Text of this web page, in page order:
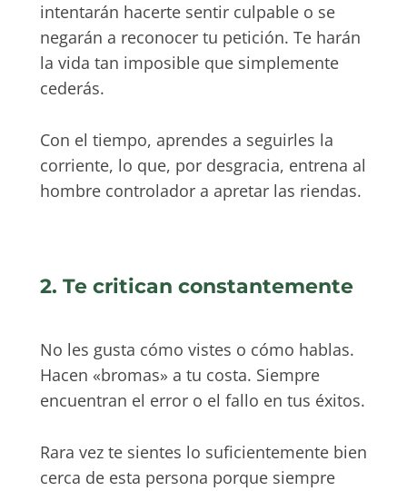
intentarán hacerte sentir culpable o se
negarán a reconocer tu petición. Te harán
la vida tan imposible que simplemente
cederás.
Con el tiempo, aprendes a seguirles la
corriente, lo que, por desgracia, entrena al
hombre controlador a apretar las riendas.
2. Te critican constantemente
No les gusta cómo vistes o cómo hablas.
Hacen «bromas» a tu costa. Siempre
encuentran el error o el fallo en tus éxitos.
Rara vez te sientes lo suficientemente bien
cerca de esta persona porque siempre